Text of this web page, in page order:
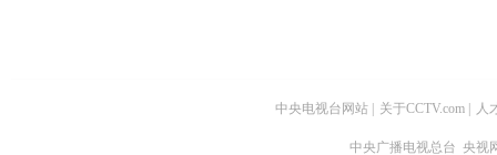
中央电视台网站 关于CCTV.com 人
中央广播电视总台 央视